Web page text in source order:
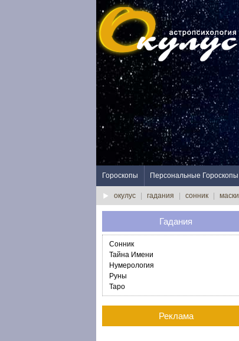
Гороскопы Персональные Гороскопы
окулус гадания сонник маски
Гадания
Сонник
Тайна Имени
Нумерология
Руны
Таро
Реклама